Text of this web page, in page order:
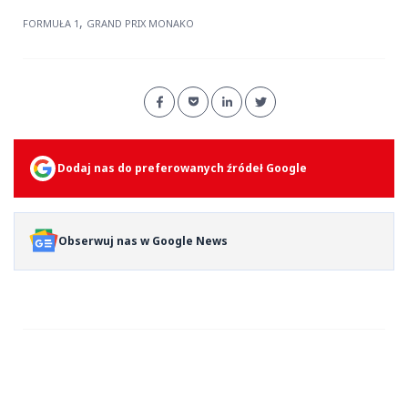
FORMUŁA 1 , GRAND PRIX MONAKO
Dodaj nas do preferowanych źródeł Google
Obserwuj nas w Google News